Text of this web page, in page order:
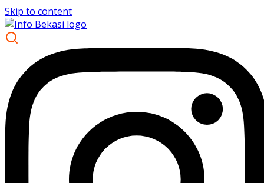
Skip to content